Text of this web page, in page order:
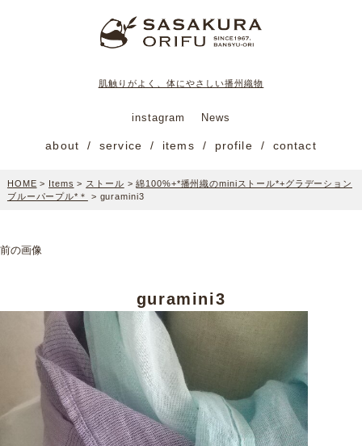
肌触りがよく、体にやさしい播州織物
instagram News
about service items profile contact
HOME > Items > ストール >綿100%+*播州織のminiストール*+グラデーション
ブルーパープル*＊
> guramini3
前の画像
guramini3